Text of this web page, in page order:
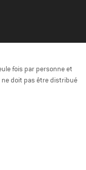
fois par personne et
ne doit pas être distribué